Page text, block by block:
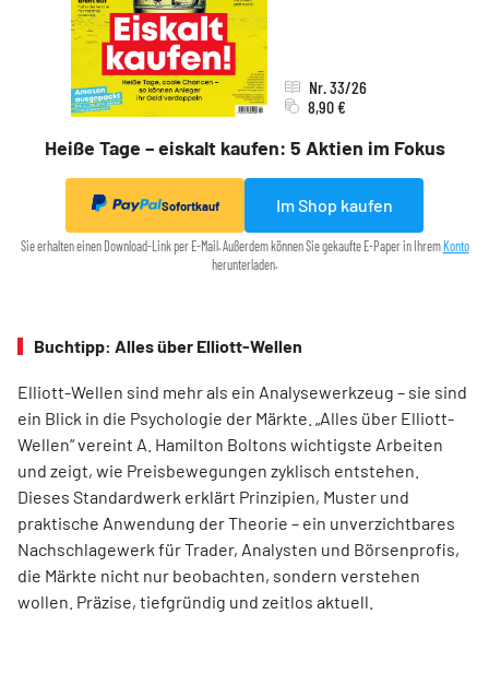
Heiße Tage – eiskalt kaufen: 5 Aktien im Fokus
Nr. 33/26
8,90 €
Sofortkauf Im Shop kaufen
Sie erhalten einen Download-Link per E-Mail. Außerdem können Sie gekaufte E-Paper in Ihrem Konto
herunterladen.
Buchtipp: Alles über Elliott-Wellen
Elliott-Wellen sind mehr als ein Analysewerkzeug – sie sind
ein Blick in die Psychologie der Märkte. „Alles über Elliott-
Wellen“ vereint A. Hamilton Boltons wichtigste Arbeiten
und zeigt, wie Preisbewegungen zyklisch entstehen.
Dieses Standardwerk erklärt Prinzipien, Muster und
praktische Anwendung der Theorie – ein unverzichtbares
Nachschlagewerk für Trader, Analysten und Börsenprofis,
die Märkte nicht nur beobachten, sondern verstehen
wollen. Präzise, tiefgründig und zeitlos aktuell.